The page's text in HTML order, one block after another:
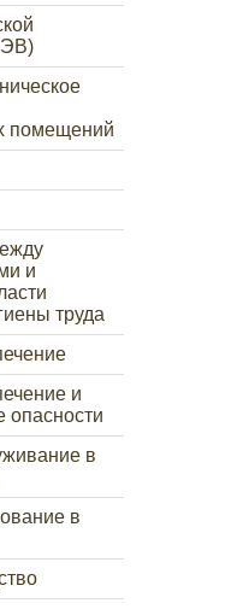
помещений
и
труда
и
опасности
в
в